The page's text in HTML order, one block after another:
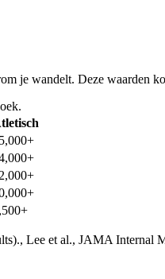
je wandelt. Deze waarden
Lee et al., JAMA Internal